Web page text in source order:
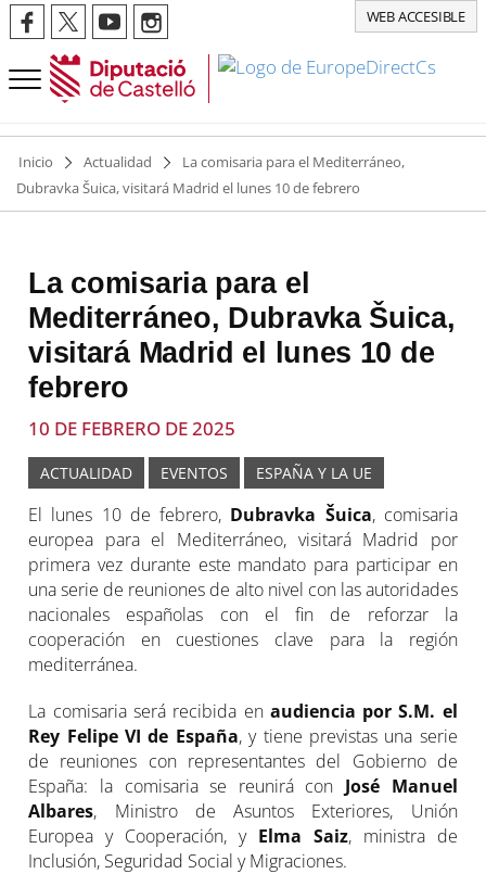
WEB ACCESIBLE
Inicio Actualidad
La comisaria para el Mediterráneo,
Dubravka Šuica, visitará Madrid el lunes 10 de febrero
La comisaria para el
Mediterráneo, Dubravka Šuica,
visitará Madrid el lunes 10 de
febrero
10 DE FEBRERO DE 2025
ACTUALIDAD EVENTOS ESPAÑA Y LA UE
El lunes 10 de febrero, Dubravka Šuica, comisaria
europea para el Mediterráneo, visitará Madrid por
primera vez durante este mandato para participar en
una serie de reuniones de alto nivel con las autoridades
nacionales españolas con el fin de reforzar la
cooperación en cuestiones clave para la región
mediterránea.
La comisaria será recibida en audiencia por S.M. el
Rey Felipe VI de España, y tiene previstas una serie
de reuniones con representantes del Gobierno de
España: la comisaria se reunirá con José Manuel
Albares, Ministro de Asuntos Exteriores, Unión
Europea y Cooperación, y Elma Saiz, ministra de
Inclusión, Seguridad Social y Migraciones.